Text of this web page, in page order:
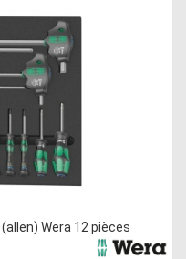
Wera 12 pièces